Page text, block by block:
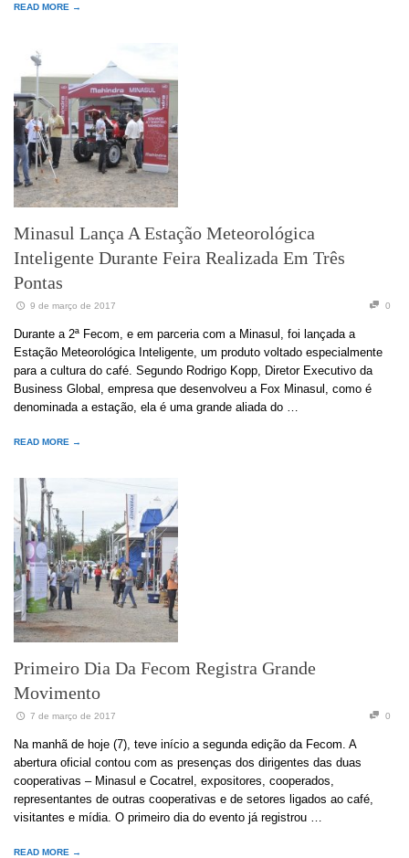
READ MORE →
Minasul Lança A Estação Meteorológica
Inteligente Durante Feira Realizada Em Três
Pontas
9 de março de 2017 0
Durante a 2ª Fecom, e em parceria com a Minasul, foi lançada a
Estação Meteorológica Inteligente, um produto voltado especialmente
para a cultura do café. Segundo Rodrigo Kopp, Diretor Executivo da
Business Global, empresa que desenvolveu a Fox Minasul, como é
denominada a estação, ela é uma grande aliada do …
READ MORE →
Primeiro Dia Da Fecom Registra Grande
Movimento
7 de março de 2017 0
Na manhã de hoje (7), teve início a segunda edição da Fecom. A
abertura oficial contou com as presenças dos dirigentes das duas
cooperativas – Minasul e Cocatrel, expositores, cooperados,
representantes de outras cooperativas e de setores ligados ao café,
visitantes e mídia. O primeiro dia do evento já registrou …
READ MORE →